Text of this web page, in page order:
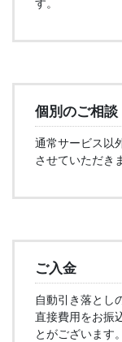
す。
個別のご相談
通常サービス以
させていただき
ご入金
自動引き落とし
直接費用をお振
とがございます。